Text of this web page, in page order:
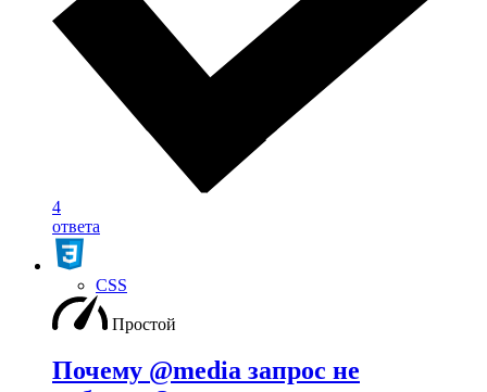
4
ответа
CSS
Простой
Почему @media запрос не